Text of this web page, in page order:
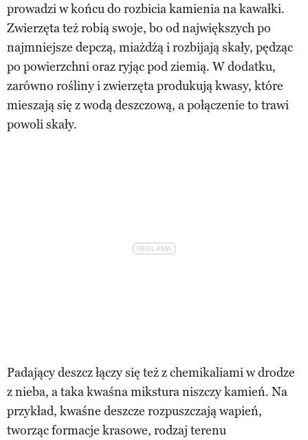
prowadzi w końcu do rozbicia kamienia na kawałki.
Zwierzęta też robią swoje, bo od największych po
najmniejsze depczą, miażdżą i rozbijają skały, pędząc
po powierzchni oraz ryjąc pod ziemią. W dodatku,
zarówno rośliny i zwierzęta produkują kwasy, które
mieszają się z wodą deszczową, a połączenie to trawi
powoli skały.
Padający deszcz łączy się też z chemikaliami w drodze
z nieba, a taka kwaśna mikstura niszczy kamień. Na
przykład, kwaśne deszcze rozpuszczają wapień,
tworząc formacje krasowe, rodzaj terenu